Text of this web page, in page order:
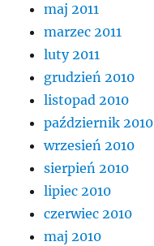
maj 2011
marzec 2011
luty 2011
grudzień 2010
listopad 2010
październik 2010
wrzesień 2010
sierpień 2010
lipiec 2010
czerwiec 2010
maj 2010